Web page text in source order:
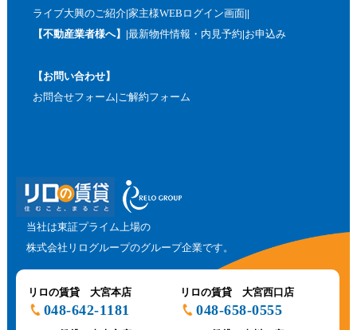
ライブ大興のご紹介 家主様WEBログイン画面
【不動産業者様へ】
最新物件情報・内見予約 お申込み
【お問い合わせ】
お問合せフォーム ご解約フォーム
当社は東証プライム上場の
株式会社リログループのグループ企業です。
リロの賃貸 大宮本店
048-642-1181
リロの賃貸 大宮西口店
048-658-0555